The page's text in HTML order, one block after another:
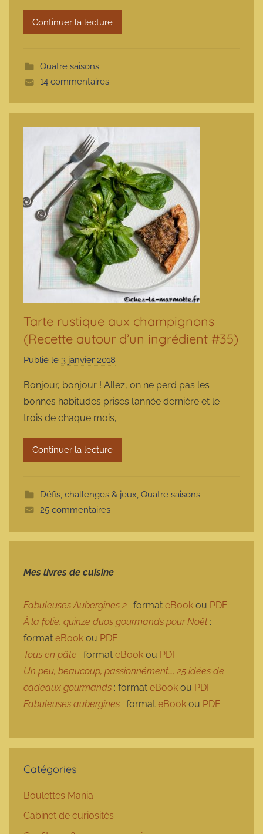
r
m
e
Continuer la lecture
Quatre saisons
14 commentaires
Tarte rustique aux champignons
(Recette autour d’un ingrédient #35)
Publié le 3 janvier 2018
r
m
a
r
t
Bonjour, bonjour ! Allez, on ne perd pas les
bonnes habitudes prises l’année dernière et le
trois de chaque mois,
Continuer la lecture
Défis, challenges & jeux, Quatre saisons
25 commentaires
Mes livres de cuisine
Fabuleuses Aubergines 2 : format eBook ou PDF
À la folie, quinze duos gourmands pour Noël :
format eBook ou PDF
Tous en pâte : format eBook ou PDF
Un peu, beaucoup, passionnément…, 25 idées de
cadeaux gourmands : format eBook ou PDF
Fabuleuses aubergines : format eBook ou PDF
Catégories
Boulettes Mania
Cabinet de curiosités